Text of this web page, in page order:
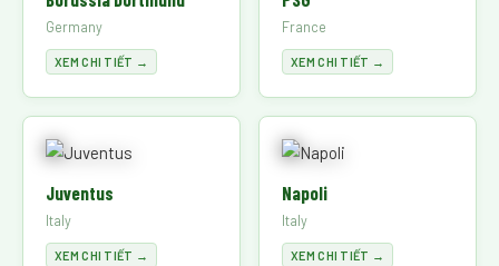
Germany
XEM CHI TIẾT →
France
XEM CHI TIẾT →
Juventus
Italy
XEM CHI TIẾT →
Napoli
Italy
XEM CHI TIẾT →